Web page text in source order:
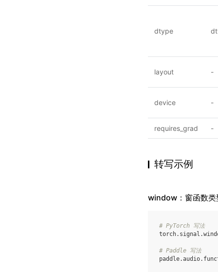
dtype
layout -
device -
requires_grad -
转写示例
window：窗函数类
# PyTorch 写法
torch. signal .
# Paddle 写法
paddle.audio.